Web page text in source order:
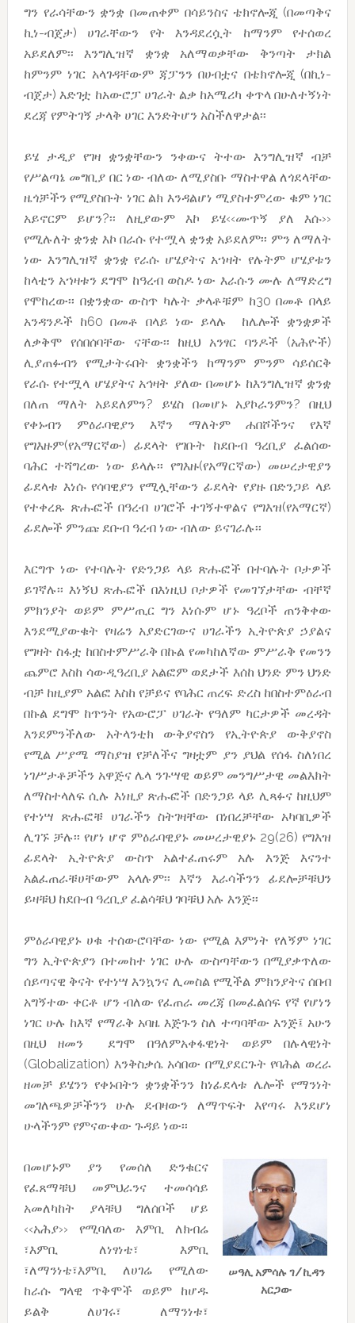
ግን የራሳቸውን ቋንቋ በመጠቀም በሳይንስና ቴክኖሎጂ (በመጣቅና
ኪነ-ብጀታ) ሀገራቸውን የት እንዳደረሷት ከማንም የተሰወረ
አይደለም፡፡ እንግሊዝኛ ቋንቋ አለማወቃቸው ቅንጣት ታክል
ከምንም ነገር አላገዳቸውም ጃፓንን በሀብቷና በቴክኖሎጂ (በኪነ-
ብጀታ) እድገቷ ከአውሮፓ ሀገራት ልቃ ከአሜሪካ ቀጥላ በሁለተኝነት
ደረጃ የምትገኝ ታላቅ ሀገር እንድትሆን አስችለዋታል፡፡
ይሄ ታዲያ የገዛ ቋንቋቸውን ንቀውና ትተው እንግሊዝኛ ብቻ
የሥልጣኔ መግቢያ በር ነው ብለው ለሚያስቡ ማስተዋል ለጎደላቸው
ዜጎቻችን የሚያስቡት ነገር ልክ እንዳልሆነ ሚያስተምረው ቁም ነገር
አይኖርም ይሆን?፡፡ ለዚያውም እኮ ይሄ‹‹ሙጥኝ ያለ እሱ››
የሚሉለት ቋንቋ እኮ በራሱ የተሟላ ቋንቋ አይደለም፡፡ ምን ለማለት
ነው እንግሊዝኛ ቋንቋ የራሱ ሆሄያትና አኀዛት የሉትም ሆሄያቱን
ከላቲን አኀዛቱን ደግሞ ከዓረብ ወስዶ ነው እራሱን ሙሉ ለማድረግ
የሞከረው፡፡ በቋንቋው ውስጥ ካሉት ቃላቶቹም ከ30 በመቶ በላይ
አንዳንዶች ከ60 በመቶ በላይ ነው ይላሉ ከሌሎች ቋንቋዎች
ለቃቅሞ የሰበሰባቸው ናቸው፡፡ ከዚህ አንፃር ባንዶች (አሕዮች)
ሊያጠፉብን የሚታትሩበት ቋንቋችን ከማንም ምንም ሳይሰርቅ
የራሱ የተሟላ ሆሄያትና አኅዛት ያለው በመሆኑ ከእንግሊዝኛ ቋንቋ
በለጠ ማለት አይደለምን? ይሄስ በመሆኑ አያኮራንምን? በዚህ
የቀኑብን ምዕራባዊያን እኛን ማለትም ሐበሾችንና የእኛ
የግእዙም(የአማርኛው) ፊደላት የገቡት ከደቡብ ዓረቢያ ፈልሰው
ባሕር ተሻግረው ነው ይላሉ፡፡ የግእዙ(የአማርኛው) መሠረታዊያን
ፊደላቱ እነሱ የሳባዊያን የሚሏቸውን ፊደላት የያዙ በድንጋይ ላይ
የተቀረጹ ጽሑፎች በዓረብ ሀገሮች ተገኝተዋልና የግእዝ(የአማርኛ)
ፊደሎች ምንጩ ደቡብ ዓረብ ነው ብለው ይናገራሉ፡፡
እርግጥ ነው የተባሉት የድንጋይ ላይ ጽሑፎች በተባሉት ቦታዎች
ይገኛሉ፡፡ እነኝህ ጽሑፎች በእነዚህ ቦታዎች የመገኘታቸው ብቸኛ
ምክንያት ወይም ምሥጢር ግን እነሱም ሆኑ ዓረቦች ጠንቅቀው
እንደሚያውቁት የዛሬን አያድርገውና ሀገራችን ኢትዮጵያ ኃያልና
የግዛት ስፋቷ ከበስተምሥራቅ በኩል የመካከለኛው ምሥራቅ የመንን
ጨምሮ እስከ ሳውዲዓረቢያ አልፎም ወደታች እሰከ ህንድ ምን ህንድ
ብቻ ከዚያም አልፎ እስከ የቻይና የባሕር ጠረፍ ድረስ ከበስተምዕራብ
በኩል ደግሞ ከጥንት የአውሮፓ ሀገራት የዓለም ካርታዎች መረዳት
እንደምንችለው አትላንቲክ ውቅያኖስን የኢትዮጵያ ውቅያኖስ
የሚል ሥያሜ ማስያዝ የቻለችና ግዛቷም ያን ያህል የሰፋ ስለነበረ
ነገሥታቶቻችን አዋጅና ሌላ ንጉሣዊ ወይም መንግሥታዊ መልእክት
ለማስተላለፍ ሲሉ እነዚያ ጽሑፎች በድንጋይ ላይ ሊጻፉና ከዚህም
የተነሣ ጽሑፎቹ ሀገራችን ስትገዛቸው በነበረቻቸው አካባቢዎች
ሊገኙ ቻሉ፡፡ የሆነ ሆኖ ምዕራባዊያኑ መሠረታዊያኑ 29(26) የግእዝ
ፊደላት ኢትዮጵያ ውስጥ አልተፈጠሩም አሉ እንጅ እናንተ
አልፈጠራቹሀቸውም አላሉም፡፡ እኛን እራሳችንን ፊደሎቻቹህን
ይዛቹህ ከደቡብ ዓረቢያ ፈልሳቹህ ገባቹህ አሉ እንጅ፡፡
ምዕራባዊያኑ ሀቁ ተሰውሮባቸው ነው የሚል እምነት የለኝም ነገር
ግን ኢትዮጵያን በተመከተ ነገር ሁሉ ውስጣቸውን በሚያቃጥለው
ሰይጣናዊ ቅናት የተነሣ እንኳንና ሊመስል የሚችል ምክንያትና ሰበብ
አግኝተው ቀርቶ ሆን ብለው የፈጠራ መረጃ በመፈልሰፍ የኛ የሆነን
ነገር ሁሉ ከእኛ የማራቅ አባዜ እጅጉን ስለ ተጣባቸው እንጅ፤ አሁን
በዚህ ዘመን ደግሞ በዓለምአቀፋዊነት ወይም በሉላዊነት
(Globalization) እንቅስቃሴ አሳበው በሚያደርጉት የባሕል ወረራ
ዘመቻ ይሄንን የቀኑበትን ቋንቋችንን ከነፊደላቱ ሌሎች የማንነት
መገለጫዎቻችንን ሁሉ ደብዛውን ለማጥፍት እየጣሩ እንደሆነ
ሁላችንም የምናውቀው ጉዳይ ነው፡፡
ሠዓሊ አምሳሉ ገ/ኪዳን
አርጋው
በመሆኑም ያን የመሰለ ድንቁርና
የፈጸማቹህ መምህራንና ተመሳሳይ
አመለካከት ያላቹህ ግለሰቦች ሆይ
‹‹አሕያ›› የሚባለው እምቢ ለክብሬ
፣እምቢ ለነፃነቴ፣ እምቢ
፣ለማንነቴ፣እምቢ ለሀገሬ የሚለው
ከራሱ ግላዊ ጥቅሞች ወይም ከሆዱ
ይልቅ ለሀገሩ፣ ለማንነቱ፣